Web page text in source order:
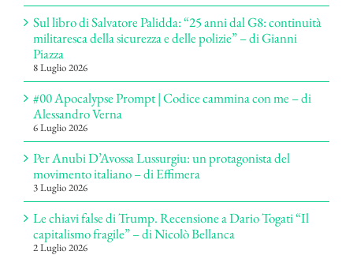
Sul libro di Salvatore Palidda: “25 anni dal G8: continuità
militaresca della sicurezza e delle polizie” – di Gianni
Piazza
8 Luglio 2026
#00 Apocalypse Prompt | Codice cammina con me – di
Alessandro Verna
6 Luglio 2026
Per Anubi D’Avossa Lussurgiu: un protagonista del
movimento italiano – di Effimera
3 Luglio 2026
Le chiavi false di Trump. Recensione a Dario Togati “Il
capitalismo fragile” – di Nicolò Bellanca
2 Luglio 2026